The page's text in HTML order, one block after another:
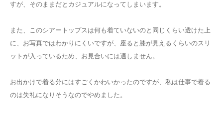
すが、そのままだとカジュアルになってしまいます。
また、このシアートップスは何も着ていないのと同じくらい透けた上
に、お写真ではわかりにくいですが、座ると膝が見えるくらいのスリ
ットが入っているため、お見合いには適しません。
お出かけで着る分にはすごくかわいかったのですが、私は仕事で着る
のは失礼になりそうなのでやめました。